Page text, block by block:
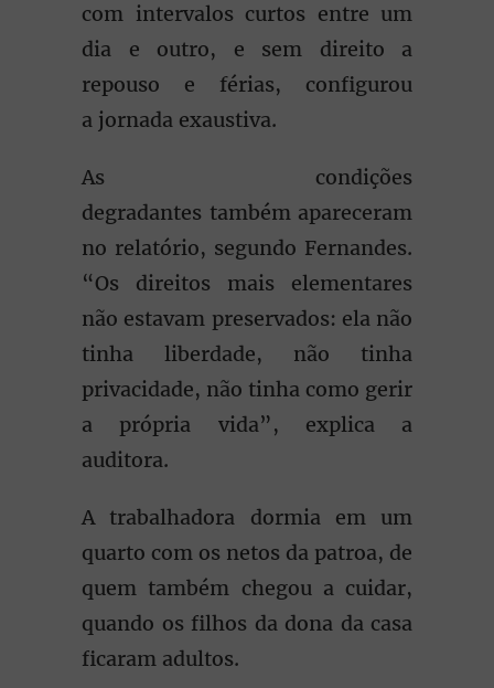
com intervalos curtos entre um
dia e outro, e sem direito a
repouso e férias, configurou
a jornada exaustiva.
As condições
degradantes também apareceram
no relatório, segundo Fernandes.
“Os direitos mais elementares
não estavam preservados: ela não
tinha liberdade, não tinha
privacidade, não tinha como gerir
a própria vida”, explica a
auditora.
A trabalhadora dormia em um
quarto com os netos da patroa, de
quem também chegou a cuidar,
quando os filhos da dona da casa
ficaram adultos.